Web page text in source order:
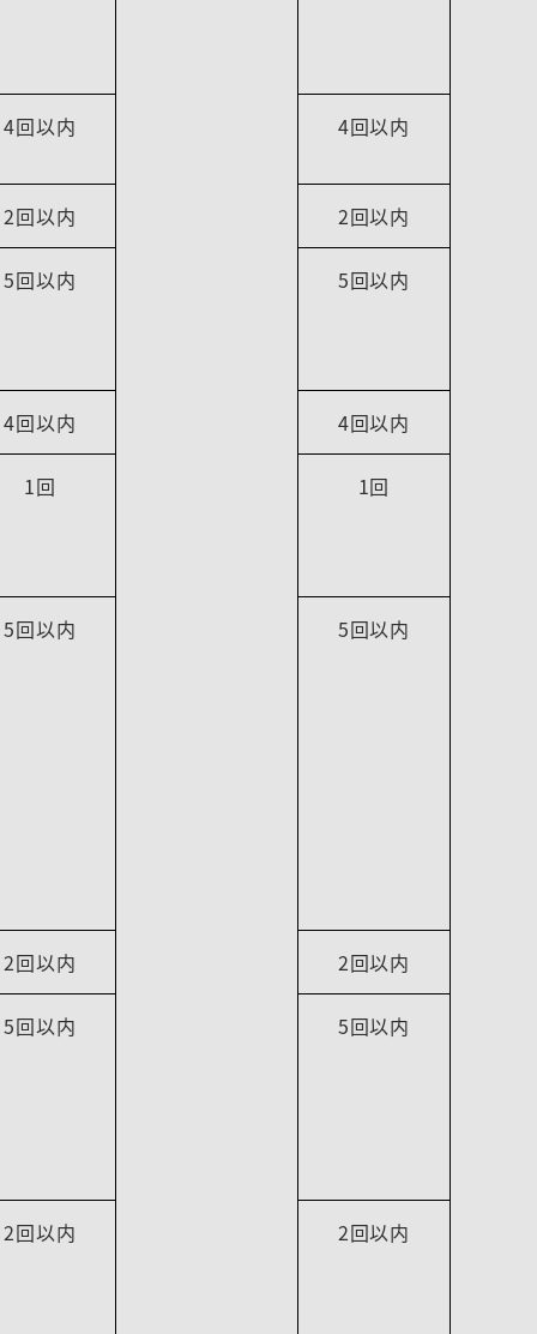
4回以内 4回以内
2回以内 2回以内
5回以内 5回以内
4回以内 4回以内
1回 1回
5回以内 5回以内
2回以内 2回以内
5回以内 5回以内
2回以内 2回以内